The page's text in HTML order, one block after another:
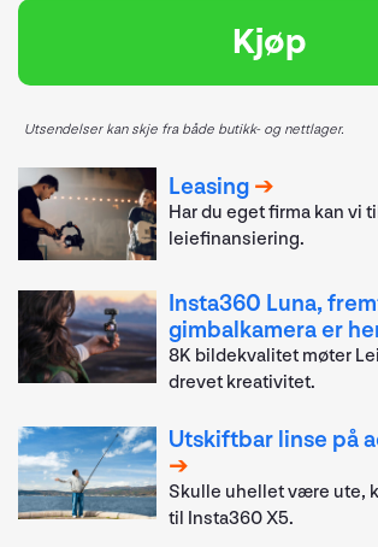
Kjøp
Utsendelser kan skje fra både butikk- og nettlager.
Leasing
Har du eget firma kan vi
leiefinansiering.
Insta360 Luna,
gimbalkamera er
8K bildekvalitet møter
drevet kreativitet.
Utskiftbar linse på
Skulle uhellet være ute,
til Insta360 X5.